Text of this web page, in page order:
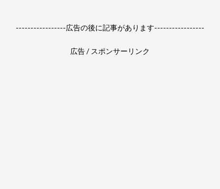
-----------------広告の後に記事があります-----------------
広告 / スポンサーリンク